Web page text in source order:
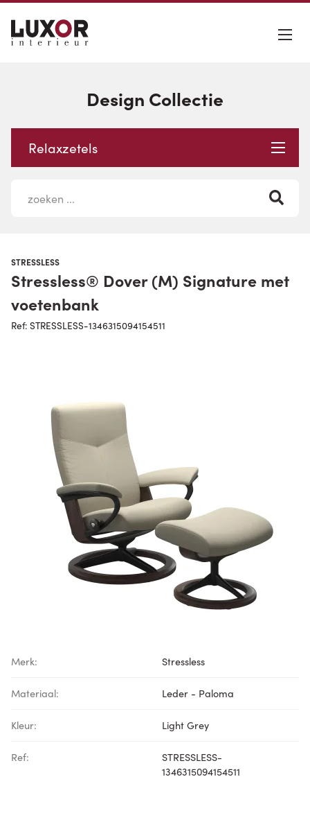
Design Collectie
Relaxzetels
STRESSLESS
Stressless® Dover (M) Signature met
voetenbank
Ref: STRESSLESS-1346315094154511
Merk: Stressless
Materiaal: Leder - Paloma
Kleur: Light Grey
Ref:
STRESSLESS-
1346315094154511